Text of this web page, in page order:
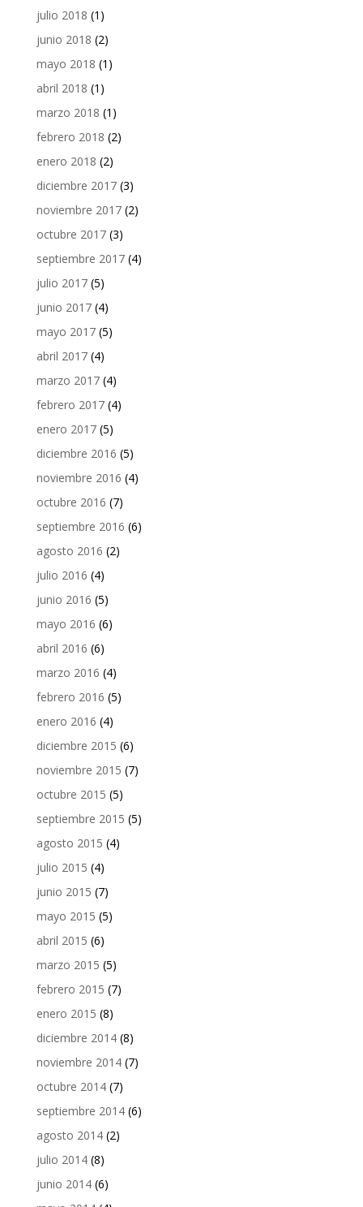
julio 2018 (1)
junio 2018 (2)
mayo 2018 (1)
abril 2018 (1)
marzo 2018 (1)
febrero 2018 (2)
enero 2018 (2)
diciembre 2017(3)
noviembre 2017(2)
octubre 2017(3)
septiembre 2017(4)
julio 2017(5)
junio 2017(4)
mayo 2017(5)
abril 2017(4)
marzo 2017(4)
febrero 2017(4)
enero 2017(5)
diciembre 2016 (5)
noviembre 2016 (4)
octubre 2016 (7)
septiembre 2016 (6)
agosto 2016 (2)
julio 2016 (4)
junio 2016 (5)
mayo 2016 (6)
abril 2016 (6)
marzo 2016 (4)
febrero 2016 (5)
enero 2016 (4)
diciembre 2015 (6)
noviembre 2015 (7)
octubre 2015 (5)
septiembre 2015 (5)
agosto 2015 (4)
julio 2015 (4)
junio 2015 (7)
mayo 2015 (5)
abril 2015 (6)
marzo 2015 (5)
febrero 2015 (7)
enero 2015 (8)
diciembre 2014(8)
noviembre 2014(7)
octubre 2014(7)
septiembre 2014(6)
agosto 2014(2)
julio 2014(8)
junio 2014(6)